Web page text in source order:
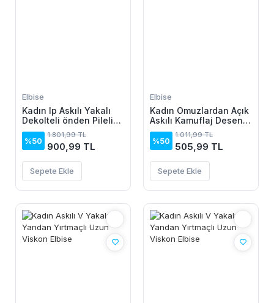
Elbise
Kadın Ip Askılı Yakalı
Dekolteli önden Pileli
Midi Ithal Krep Elbise
%50
1.801,99 TL
900,99 TL
Sepete Ekle
Elbise
Kadın Omuzlardan Açık
Askılı Kamuflaj Desenli
Kısa Süprem Elbise
%50
1.011,99 TL
505,99 TL
Sepete Ekle